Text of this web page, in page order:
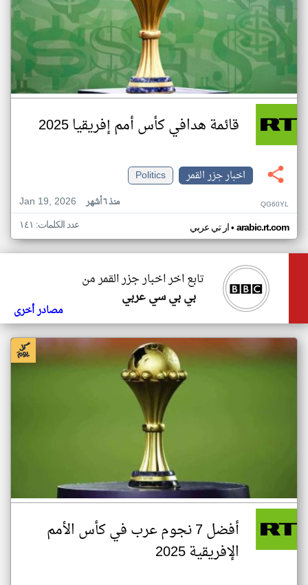
قائمة هدافي كأس أمم إفريقيا 2025
اخبار جزر القمر
Politics
Jan 19, 2026
منذ ٦ أشهر QG60YL
ار تي عربي• arabic.rt.com عدد الكلمات: ١٤١
تابع اخر اخبار جزر القمر من
بي بي سي عربي
مصادر أخرى
أفضل 7 نجوم عرب في كأس الأمم
الإفريقية 2025